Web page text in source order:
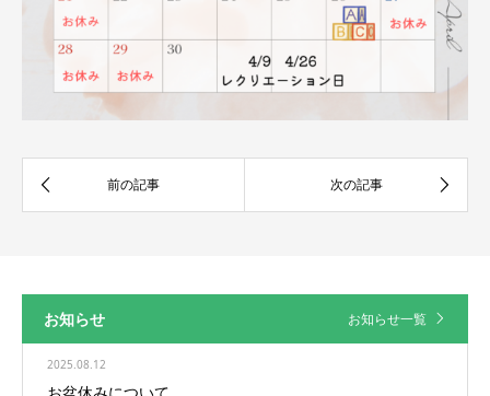
お知らせ お知らせ一覧
2025.08.12
お盆休みについて